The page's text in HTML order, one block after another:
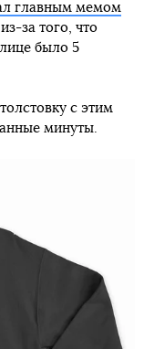
главным мемом
из-за того, что
было 5
с этим
минуты.